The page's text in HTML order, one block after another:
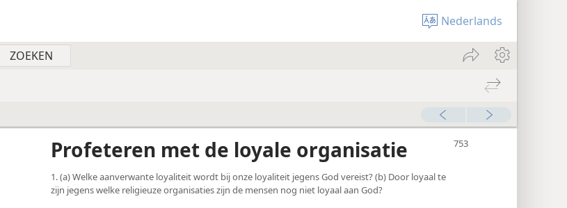
Nederlands
Profeteren met de loyale organisatie
1. (a) Welke aanverwante loyaliteit wordt bij onze loyaliteit jegens God vereist? (b) Door loyaal te
zijn jegens welke religieuze organisaties zijn de mensen nog niet loyaal aan God?